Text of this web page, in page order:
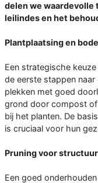
delen we waardevolle
leilindes en het
Plantplaatsing en
Een strategische
de eerste stappen
plekken met goed
grond door compost
bij het planten. De
is cruciaal voor hun
Pruning voor structuur
Een goed onderhouden